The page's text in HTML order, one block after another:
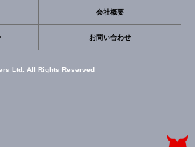
会社概要
お問い合わせ
Ltd. All Rights Reserved